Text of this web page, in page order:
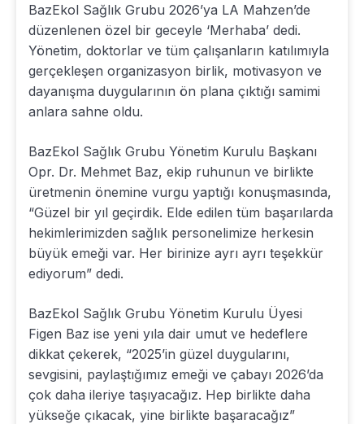
BazEkol Sağlık Grubu 2026’ya LA Mahzen’de
düzenlenen özel bir geceyle ‘Merhaba’ dedi.
Yönetim, doktorlar ve tüm çalışanların katılımıyla
gerçekleşen organizasyon birlik, motivasyon ve
dayanışma duygularının ön plana çıktığı samimi
anlara sahne oldu.
BazEkol Sağlık Grubu Yönetim Kurulu Başkanı
Opr. Dr. Mehmet Baz, ekip ruhunun ve birlikte
üretmenin önemine vurgu yaptığı konuşmasında,
“Güzel bir yıl geçirdik. Elde edilen tüm başarılarda
hekimlerimizden sağlık personelimize herkesin
büyük emeği var. Her birinize ayrı ayrı teşekkür
ediyorum” dedi.
BazEkol Sağlık Grubu Yönetim Kurulu Üyesi
Figen Baz ise yeni yıla dair umut ve hedeflere
dikkat çekerek, “2025’in güzel duygularını,
sevgisini, paylaştığımız emeği ve çabayı 2026’da
çok daha ileriye taşıyacağız. Hep birlikte daha
yükseğe çıkacak, yine birlikte başaracağız”